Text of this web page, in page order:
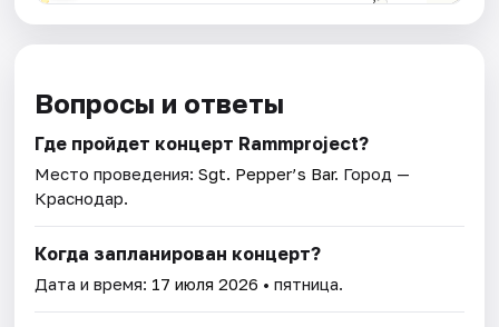
Вопросы и ответы
Где пройдет концерт Rammproject?
Место проведения:Sgt. Pepper’s Bar. Город —
Краснодар.
Когда запланирован концерт?
Дата и время: 17 июля 2026 • пятница.